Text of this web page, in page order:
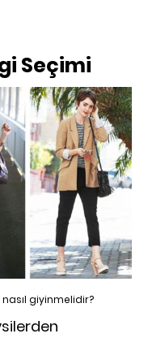
Seçimi
giyinmelidir?